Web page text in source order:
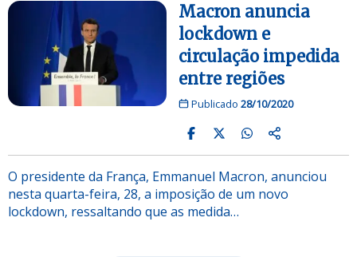
Macron anuncia
lockdown e
circulação impedida
entre regiões
Publicado 28/10/2020
O presidente da França, Emmanuel Macron, anunciou
nesta quarta-feira, 28, a imposição de um novo
lockdown, ressaltando que as medida…